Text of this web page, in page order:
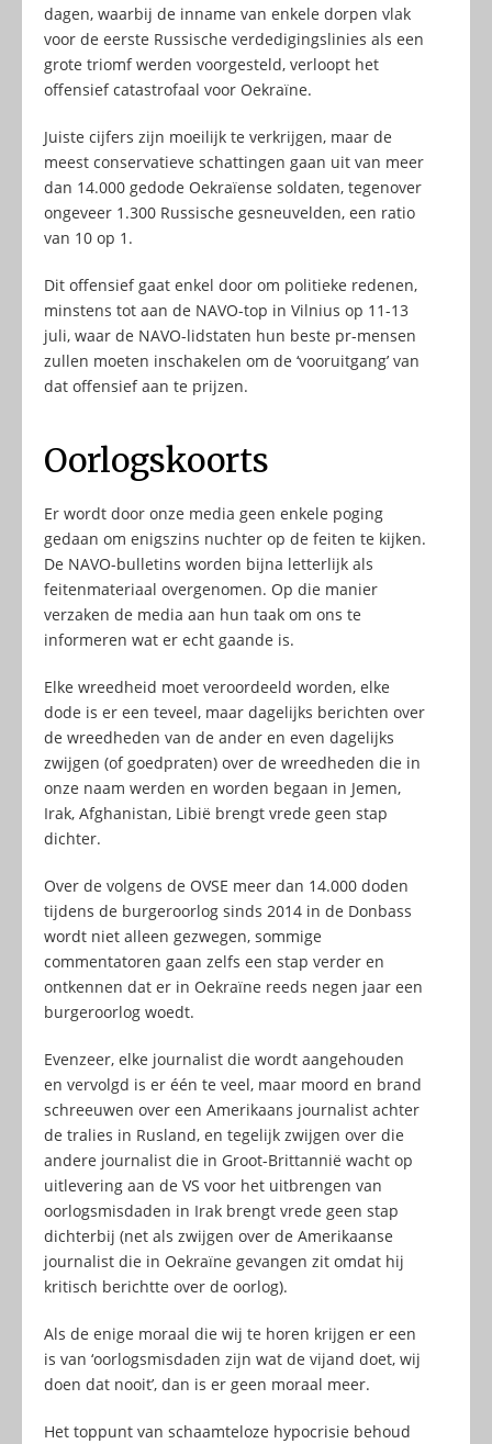
dagen, waarbij de inname van enkele dorpen vlak
voor de eerste Russische verdedigingslinies als een
grote triomf werden voorgesteld, verloopt het
offensief catastrofaal voor Oekraïne.
Juiste cijfers zijn moeilijk te verkrijgen, maar de
meest conservatieve schattingen gaan uit van meer
dan 14.000 gedode Oekraïense soldaten, tegenover
ongeveer 1.300 Russische gesneuvelden, een ratio
van 10 op 1.
Dit offensief gaat enkel door om politieke redenen,
minstens tot aan de NAVO-top in Vilnius op 11-13
juli, waar de NAVO-lidstaten hun beste pr-mensen
zullen moeten inschakelen om de ‘vooruitgang’ van
dat offensief aan te prijzen.
Oorlogskoorts
Er wordt door onze media geen enkele poging
gedaan om enigszins nuchter op de feiten te kijken.
De NAVO-bulletins worden bijna letterlijk als
feitenmateriaal overgenomen. Op die manier
verzaken de media aan hun taak om ons te
informeren wat er echt gaande is.
Elke wreedheid moet veroordeeld worden, elke
dode is er een teveel, maar dagelijks berichten over
de wreedheden van de ander en even dagelijks
zwijgen (of goedpraten) over de wreedheden die in
onze naam werden en worden begaan in Jemen,
Irak, Afghanistan, Libië brengt vrede geen stap
dichter.
Over de volgens de OVSE meer dan 14.000 doden
tijdens de burgeroorlog sinds 2014 in de Donbass
wordt niet alleen gezwegen, sommige
commentatoren gaan zelfs een stap verder en
ontkennen dat er in Oekraïne reeds negen jaar een
burgeroorlog woedt.
Evenzeer, elke journalist die wordt aangehouden
en vervolgd is er één te veel, maar moord en brand
schreeuwen over een Amerikaans journalist achter
de tralies in Rusland, en tegelijk zwijgen over die
andere journalist die in Groot-Brittannië wacht op
uitlevering aan de VS voor het uitbrengen van
oorlogsmisdaden in Irak brengt vrede geen stap
dichterbij (net als zwijgen over de Amerikaanse
journalist die in Oekraïne gevangen zit omdat hij
kritisch berichtte over de oorlog).
Als de enige moraal die wij te horen krijgen er een
is van ‘oorlogsmisdaden zijn wat de vijand doet, wij
doen dat nooit’, dan is er geen moraal meer.
Het toppunt van schaamteloze hypocrisie behoud